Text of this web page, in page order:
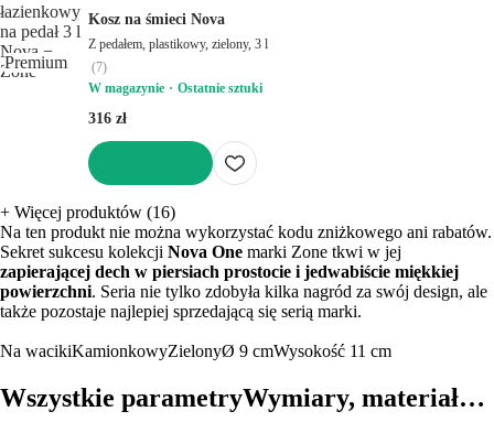
Premium
Kosz na śmieci Nova
Z pedałem, plastikowy, zielony, 3 l
(7)
W magazynie
Ostatnie sztuki
316 zł
+ Więcej produktów (16)
Na ten produkt nie można wykorzystać kodu zniżkowego ani rabatów.
Sekret sukcesu kolekcji Nova One marki Zone tkwi w jej
zapierającej dech w piersiach prostocie i jedwabiście miękkiej
powierzchni. Seria nie tylko zdobyła kilka nagród za swój design, ale
także pozostaje najlepiej sprzedającą się serią marki.
Na wacikiKamionkowyZielonyØ 9 cmWysokość 11 cm
Wszystkie parametryWymiary, materiał…